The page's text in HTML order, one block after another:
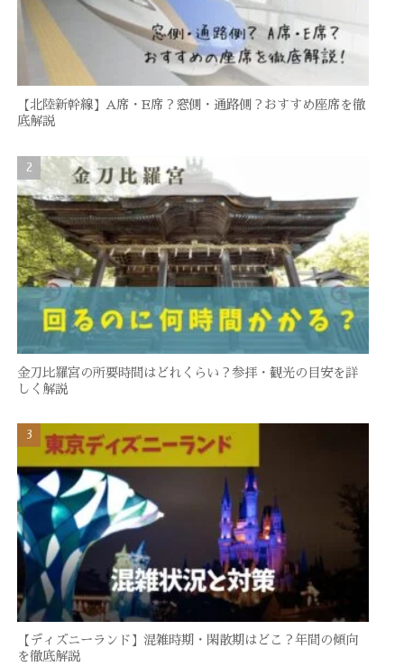
【北陸新幹線】A席・E席？窓側・通路側？おすすめ座席を徹
底解説
金刀比羅宮の所要時間はどれくらい？参拝・観光の目安を詳
しく解説
【ディズニーランド】混雑時期・閑散期はどこ？年間の傾向
を徹底解説